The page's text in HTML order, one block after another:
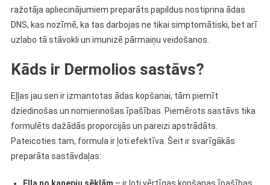
ražotāja apliecinājumiem preparāts papildus nostiprina ādas
DNS, kas nozīmē, ka tas darbojas ne tikai simptomātiski, bet arī
uzlabo tā stāvokli un imunizē pārmaiņu veidošanos.
Kāds ir Dermolios sastāvs?
Eļļas jau sen ir izmantotas ādas kopšanai, tām piemīt
dziedinošas un nomierinošas īpašības. Piemērots sastāvs tika
formulēts dažādās proporcijās un pareizi apstrādāts.
Pateicoties tam, formula ir ļoti efektīva. Šeit ir svarīgākās
preparāta sastāvdaļas: